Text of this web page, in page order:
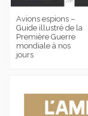
Avions espions –
Guide illustré de la
Première Guerre
mondiale à nos
jours